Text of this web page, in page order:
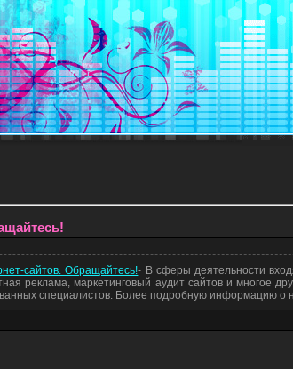
сайтов. Обращайтесь!- В сферы деятельности
реклама, маркетинговый аудит сайтов и многое
специалистов. Более подробную информацию о